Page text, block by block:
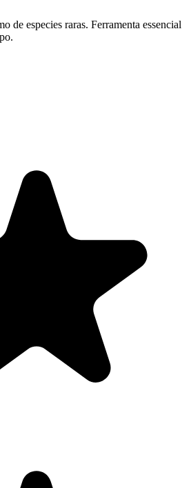
de especies raras. Ferramenta essencial